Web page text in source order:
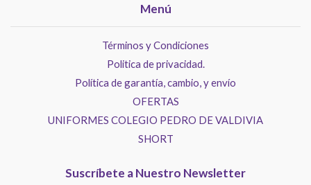
Menú
Términos y Condiciones
Politica de privacidad.
Política de garantía, cambio, y envío
OFERTAS
UNIFORMES COLEGIO PEDRO DE VALDIVIA
SHORT
Suscríbete a Nuestro Newsletter